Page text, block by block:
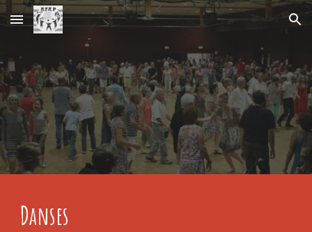
Skip to main content Skip to navigation
Danses